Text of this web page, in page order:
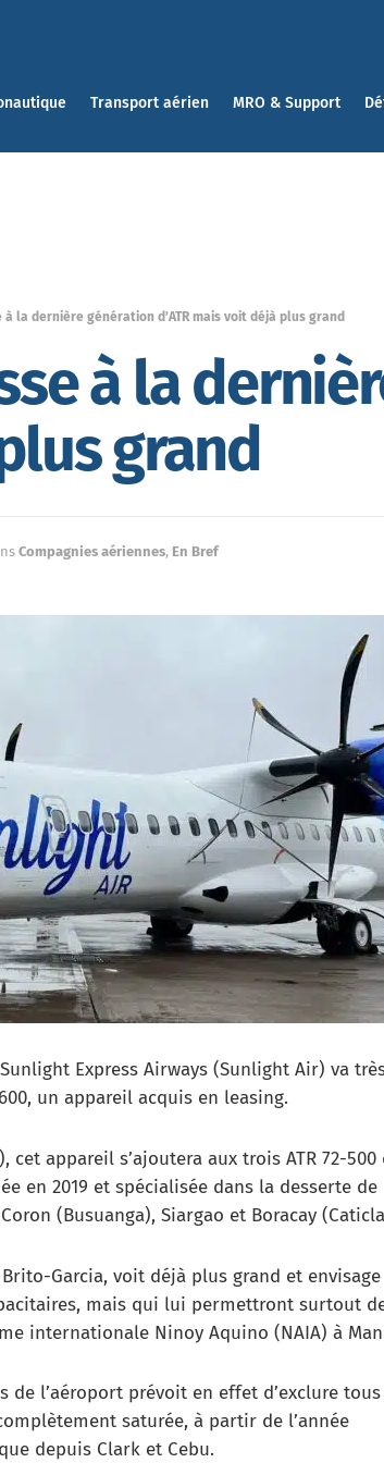
Transport aérien MRO & Support
la dernière génération d’ATR mais voit déjà plus grand
à la
grand
Compagnies aériennes, En Bref
Express Airways (Sunlight Air) va
un appareil acquis en leasing.
cet appareil s’ajoutera aux trois ATR 72-500
en 2019 et spécialisée dans la desserte de
(Busuanga), Siargao et Boracay
Garcia, voit déjà plus grand et envisage
mais qui lui permettront surtout
internationale Ninoy Aquino (NAIA) à
de l’aéroport prévoit en effet d’exclure
saturée, à partir de l’année
depuis Clark et Cebu.